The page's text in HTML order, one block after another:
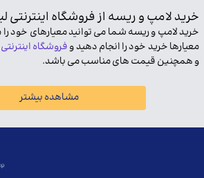
خرید لامپ و ریسه از فروشگاه
خرید لامپ و ریسه شما می توانید معیارهای خود
معیارها خرید خود را انجام دهید وفروشگاه
و همچنین قیمت های مناسب می باشد.
مشاهده بیشتر